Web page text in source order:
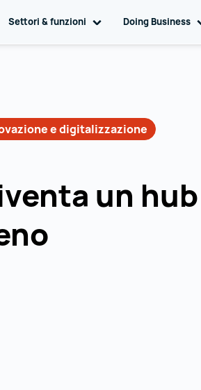
sub navigation
Settori & funzioni Toggle sub navigation
Doing Business
e digitalizzazione
un hub